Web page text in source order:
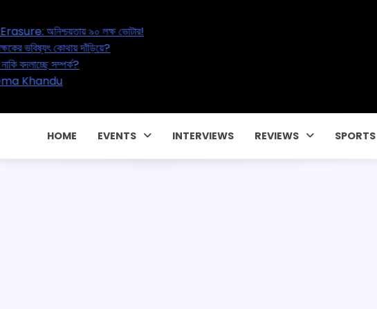
Great Electoral Erasure: অনিশ্চয়তায় ৯০ লক্ষ ভোটার!
Reset: ২০ লক্ষ শিক্ষকের ভবিষ্যৎ কোথায় দাঁড়িয়ে?
– বাড়ছে পরকীয়া, নাকি বদলাচ্ছে সম্পর্ক?
পারিবারিক কন্ট্রাক্টে! CM Pema Khandu
HOME EVENTS INTERVIEWS REVIEWS SPORTS